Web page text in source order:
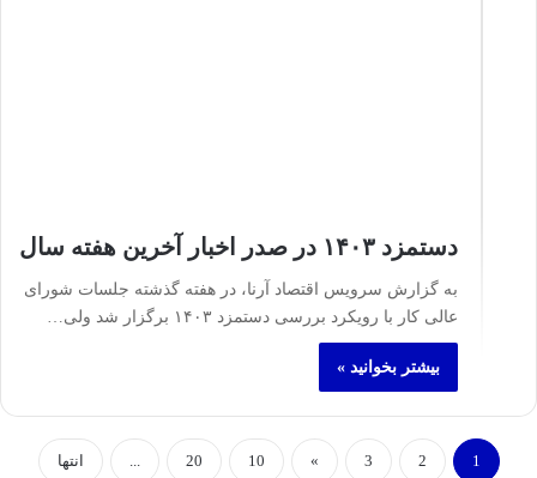
دستمزد ۱۴۰۳ در صدر اخبار آخرین هفته سال
به گزارش سرویس اقتصاد آرنا، در هفته گذشته جلسات شورای
عالی کار با رویکرد بررسی دستمزد ۱۴۰۳ برگزار شد ولی…
بیشتر بخوانید »
1
2
3
»
10
20 انتها